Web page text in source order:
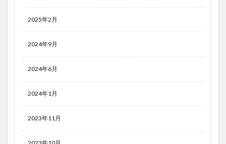
2025年2月
2024年9月
2024年6月
2024年1月
2023年11月